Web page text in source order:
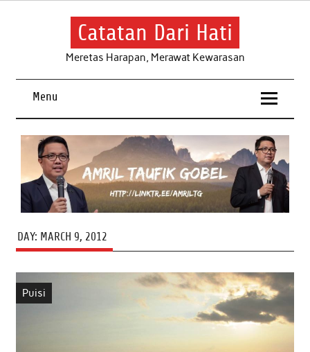
Skip
Catatan Dari Hati
Meretas Harapan, Merawat Kewarasan
Menu
DAY: MARCH 9, 2012
Puisi